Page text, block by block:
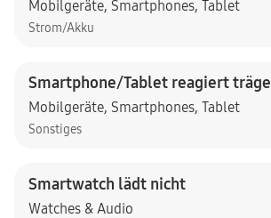
Mobilgeräte, Smartphones, Tablet
Strom/Akku
Smartphone/Tablet reagiert träge
Mobilgeräte, Smartphones, Tablet
Sonstiges
Smartwatch lädt nicht
Watches & Audio